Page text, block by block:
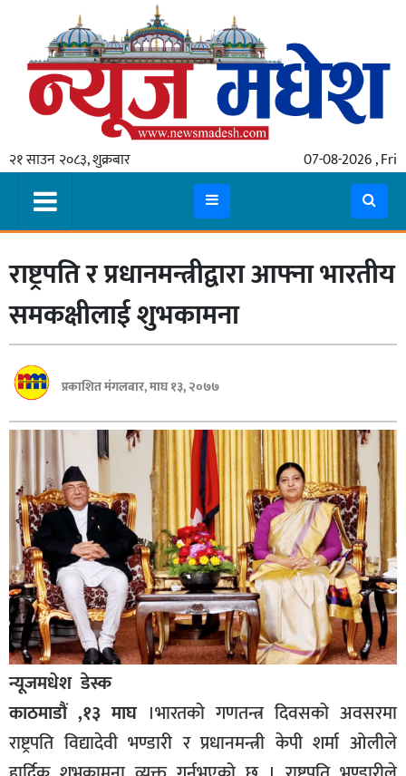
२१ साउन २०८३, शुक्रबार 07-08-2026 , Fri
गृहपृष्ठ
स्थानीय
प्रदेश
मधेश
प्रदेश
लुम्बिनी
गण्डकी
बागमती
कर्णाली
सुदूरपश्चिम
मधेश
विशेष
राजनीति
प्रमुख
समाचार
राष्ट्रिय
अन्तराष्ट्रिय
अन्तरबार्ता
राष्ट्रपति र प्रधानमन्त्रीद्वारा आफ्ना भारतीय
समकक्षीलाई शुभकामना
प्रकाशित मंगलबार, माघ १३, २०७७
न्यूजमधेश डेस्क
काठमाडौं ,१३ माघ ।भारतको गणतन्त्र दिवसको अवसरमा
राष्ट्रपति विद्यादेवी भण्डारी र प्रधानमन्त्री केपी शर्मा ओलीले